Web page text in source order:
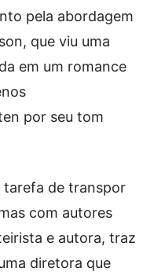
pela abordagem
que viu uma
em um romance
por seu tom
tarefa de transpor
com autores
e autora, traz
diretora que